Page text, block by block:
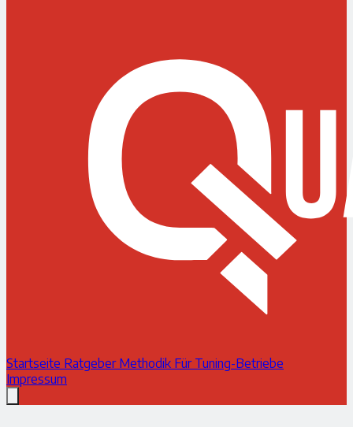
Startseite Ratgeber Methodik Für Tuning-Betriebe
Impressum